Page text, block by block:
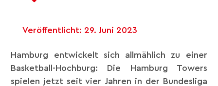
Veröffentlicht: 29. Juni 2023
Hamburg entwickelt sich allmählich zu einer
Basketball-Hochburg: Die Hamburg Towers
spielen jetzt seit vier Jahren in der Bundesliga